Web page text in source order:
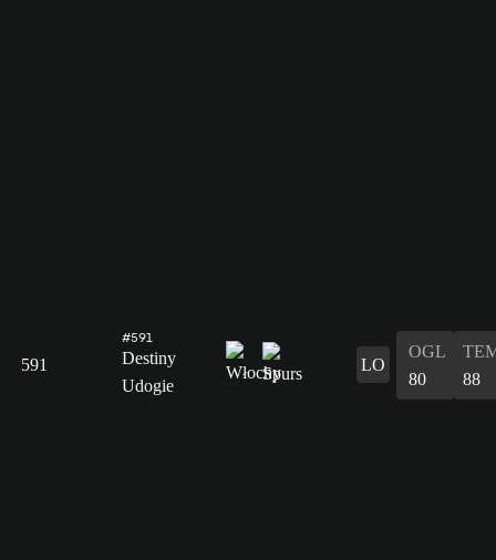
591
#591
Destiny
Udogie
LO
OGL
80
88